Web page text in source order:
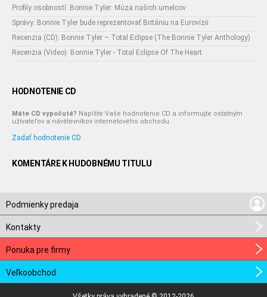
Profily osobností: Bonnie Tyler: Múza našich umelcov
Správy: Bonnie Tyler bude reprezentovať Britániu na Eurovízii
Recenzia (CD): Bonnie Tyler – Total Eclipse (The Bonnie Tyler Anthology)
Recenzia (Video): Bonnie Tyler - Total Eclipse Of The Heart
HODNOTENIE CD
Máte CD vypočuté? Napíšte Vaše hodnotenie CD a informujte ostatným
užívateľov a návštevníkov internetového obchodu.
Zadať hodnotenie CD
KOMENTÁRE K HUDOBNÉMU TITULU
Podmienky predaja
Kontakty
Ponuka pre firmy
Veľkoobchod